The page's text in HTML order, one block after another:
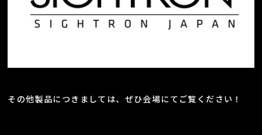
その他製品につきましては、ぜひ会場にてご覧ください！